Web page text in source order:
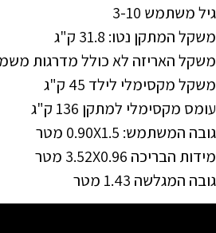
גיל משתמש 3-10
משקל המתקן נטו: 31.8 ק"ג
משקל האריזה לא כולל מדרגות משמעותיות
משקל מקסימלי לילד 45 ק"ג
עומס מקסימלי למתקן 136 ק"ג
גובה המשתמש: 0.90X1.5 מטר
מידות הבריכה 3.52X0.96 מטר
גובה המגלשה 1.43 מטר